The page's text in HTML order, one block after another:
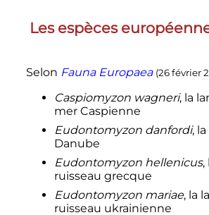
Les espèces
Selon Fauna Europaea (26 février
Caspiomyzon wagneri, la
mer Caspienne
Eudontomyzon danfordi,
Danube
Eudontomyzon hellenicus,
ruisseau grecque
Eudontomyzon mariae, la
ruisseau ukrainienne